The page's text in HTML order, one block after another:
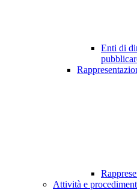
Enti di
Attività e